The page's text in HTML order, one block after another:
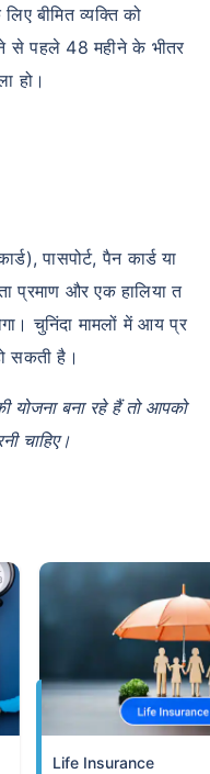
बीमित व्यक्ति को
से पहले 48 महीने के भीतर
हो।
पासपोर्ट, पैन कार्ड या
प्रमाण और एक हालिया त
चुनिंदा मामलों में आय प्र
सकती है।
योजना बना रहे हैं तो आपको
चाहिए।
Life Insurance